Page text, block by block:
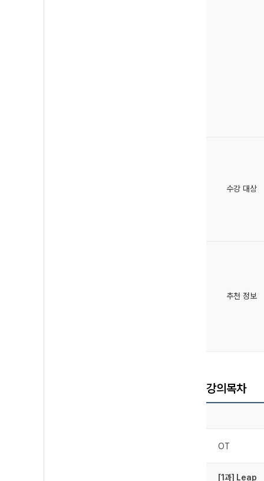
수강 대상
추천 정보
강의목차
OT
[1과] Leap